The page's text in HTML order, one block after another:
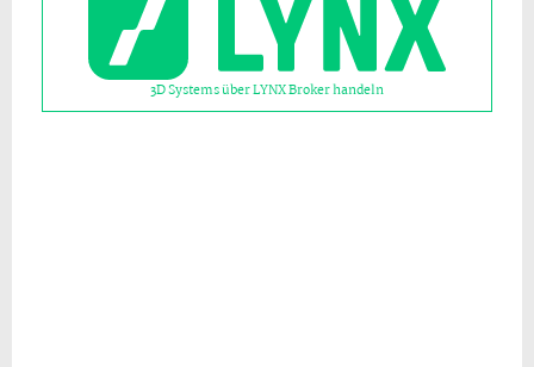
3D Systems über LYNX Broker handeln